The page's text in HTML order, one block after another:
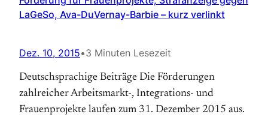
LaGeSo, Ava-DuVernay-Barbie – kurz verlinkt
Dez. 10, 2015•3 Minuten Lesezeit
Deutschsprachige Beiträge Die Förderungen
zahlreicher Arbeitsmarkt-, Integrations- und
Frauenprojekte laufen zum 31. Dezember 2015 aus.